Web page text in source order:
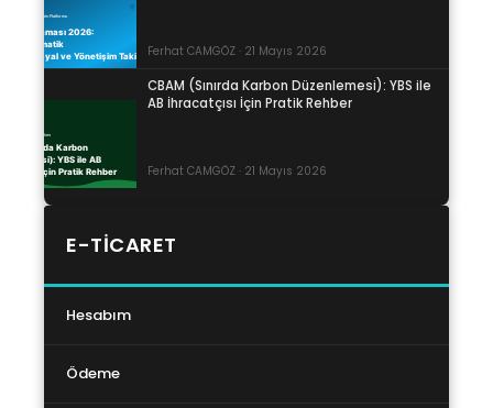
Ferhat CAMGÖZ · 21 Mayıs 2026
CBAM (Sınırda Karbon Düzenlemesi): YBS ile
AB İhracatçısı İçin Pratik Rehber
Ferhat CAMGÖZ · 21 Mayıs 2026
E-TICARET
Hesabım
Ödeme